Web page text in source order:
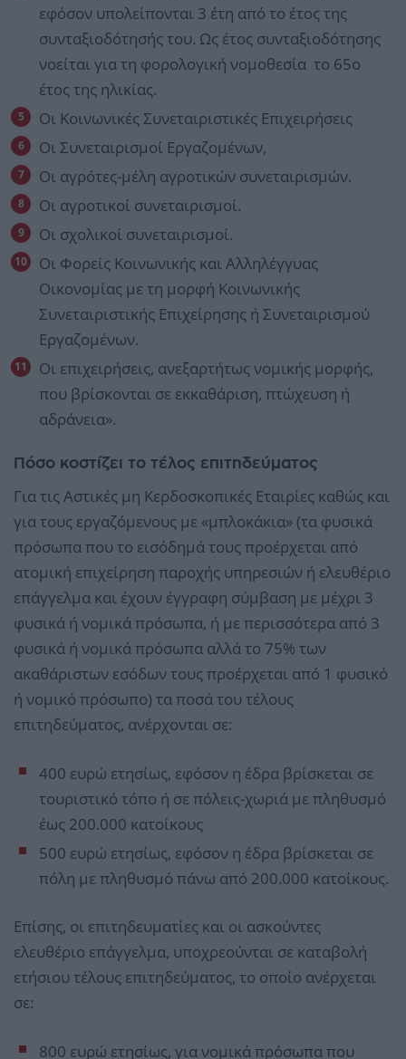
εφόσον υπολείπονται 3 έτη από το έτος της
συνταξιοδότησής του. Ως έτος συνταξιοδότησης
νοείται για τη φορολογική νομοθεσία το 65ο
έτος της ηλικίας.
Οι Κοινωνικές Συνεταιριστικές Επιχειρήσεις
Οι Συνεταιρισμοί Εργαζομένων,
Οι αγρότες-μέλη αγροτικών συνεταιρισμών.
Οι αγροτικοί συνεταιρισμοί.
Οι σχολικοί συνεταιρισμοί.
Οι Φορείς Κοινωνικής και Αλληλέγγυας
Οικονομίας με τη μορφή Κοινωνικής
Συνεταιριστικής Επιχείρησης ή Συνεταιρισμού
Εργαζομένων.
Οι επιχειρήσεις, ανεξαρτήτως νομικής μορφής,
που βρίσκονται σε εκκαθάριση, πτώχευση ή
αδράνεια».
Πόσο κοστίζει το τέλος επιτηδεύματος
Για τις Αστικές μη Κερδοσκοπικές Εταιρίες καθώς και
για τους εργαζόμενους με «μπλοκάκια» (τα φυσικά
πρόσωπα που το εισόδημά τους προέρχεται από
ατομική επιχείρηση παροχής υπηρεσιών ή ελευθέριο
επάγγελμα και έχουν έγγραφη σύμβαση με μέχρι 3
φυσικά ή νομικά πρόσωπα, ή με περισσότερα από 3
φυσικά ή νομικά πρόσωπα αλλά το 75% των
ακαθάριστων εσόδων τους προέρχεται από 1 φυσικό
ή νομικό πρόσωπο) τα ποσά του τέλους
επιτηδεύματος, ανέρχονται σε:
400 ευρώ ετησίως, εφόσον η έδρα βρίσκεται σε
τουριστικό τόπο ή σε πόλεις-χωριά με πληθυσμό
έως 200.000 κατοίκους
500 ευρώ ετησίως, εφόσον η έδρα βρίσκεται σε
πόλη με πληθυσμό πάνω από 200.000 κατοίκους.
Επίσης, οι επιτηδευματίες και οι ασκούντες
ελευθέριο επάγγελμα, υποχρεούνται σε καταβολή
ετήσιου τέλους επιτηδεύματος, το οποίο ανέρχεται
σε:
800 ευρώ ετησίως, για νομικά πρόσωπα που